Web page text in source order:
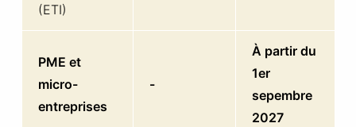
(ETI)
PME et
micro-
entreprises
-
À partir du
1er
sepembre
2027